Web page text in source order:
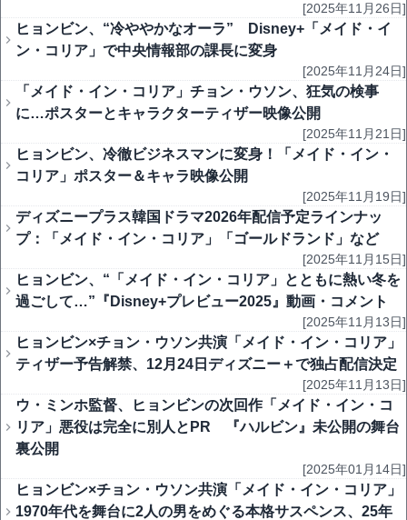
[2025年11月26日]
ヒョンビン、“冷ややかなオーラ” Disney+「メイド・イ
ン・コリア」で中央情報部の課長に変身
[2025年11月24日]
「メイド・イン・コリア」チョン・ウソン、狂気の検事
に…ポスターとキャラクターティザー映像公開
[2025年11月21日]
ヒョンビン、冷徹ビジネスマンに変身！「メイド・イン・
コリア」ポスター＆キャラ映像公開
[2025年11月19日]
ディズニープラス韓国ドラマ2026年配信予定ラインナッ
プ：「メイド・イン・コリア」「ゴールドランド」など
[2025年11月15日]
ヒョンビン、“「メイド・イン・コリア」とともに熱い冬を
過ごして…”『Disney+プレビュー2025』動画・コメント
[2025年11月13日]
ヒョンビン×チョン・ウソン共演「メイド・イン・コリア」
ティザー予告解禁、12月24日ディズニー＋で独占配信決定
[2025年11月13日]
ウ・ミンホ監督、ヒョンビンの次回作「メイド・イン・コ
リア」悪役は完全に別人とPR 『ハルビン』未公開の舞台
裏公開
[2025年01月14日]
ヒョンビン×チョン・ウソン共演「メイド・イン・コリア」
1970年代を舞台に2人の男をめぐる本格サスペンス、25年